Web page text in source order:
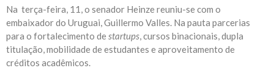
Na terça-feira, 11, o senador Heinze reuniu-se com o
embaixador do Uruguai, Guillermo Valles. Na pauta parcerias
para o fortalecimento destartups, cursos binacionais, dupla
titulação, mobilidade de estudantes e aproveitamento de
créditos acadêmicos.